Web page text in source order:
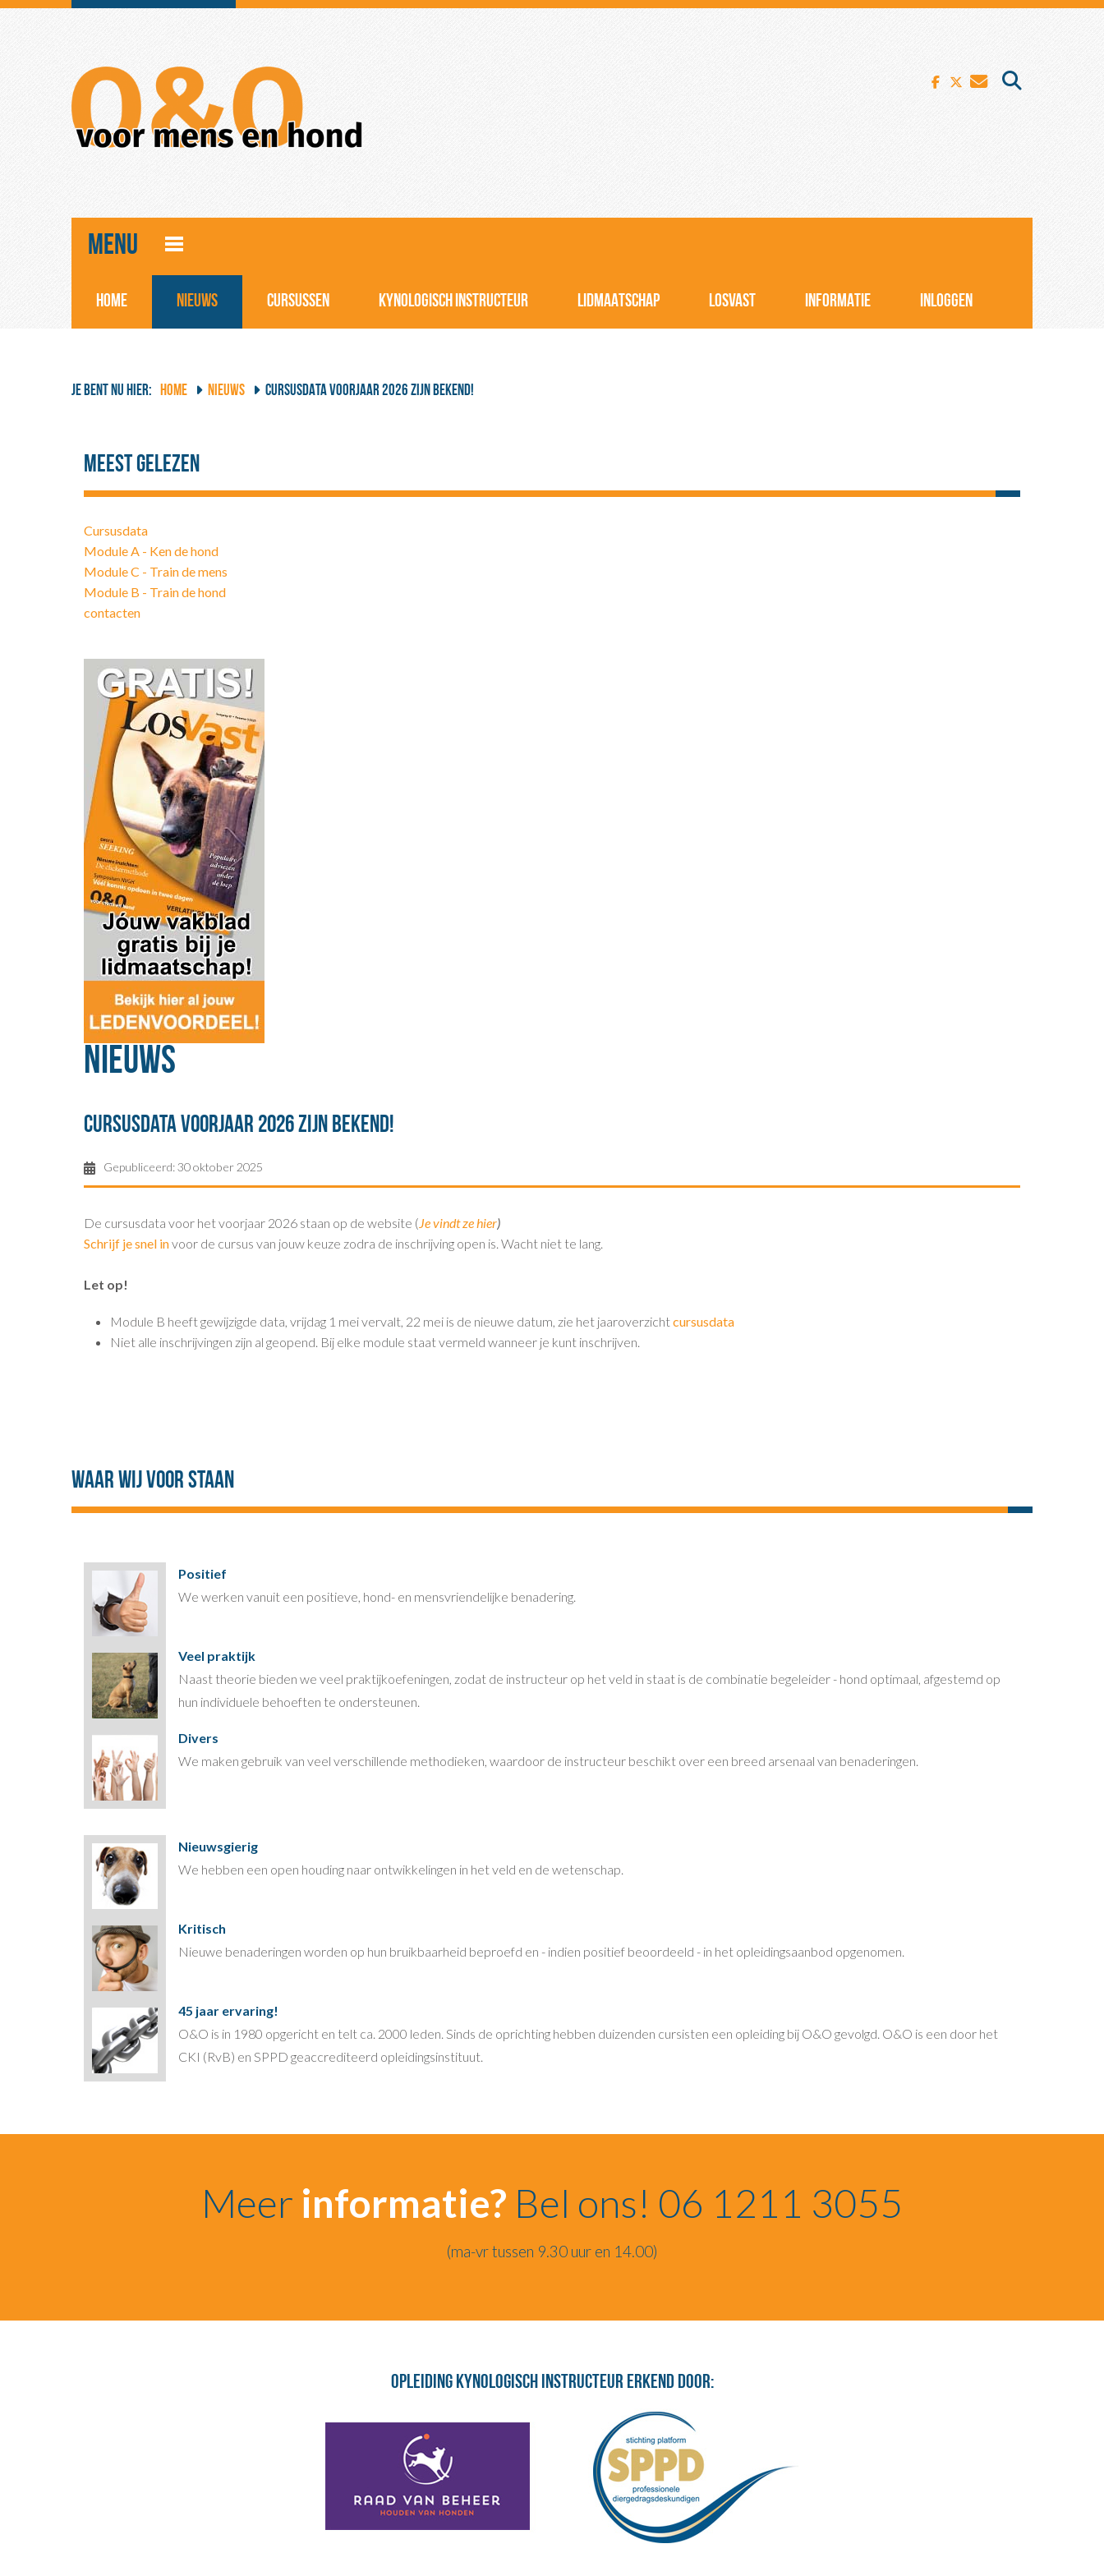
MENU
HOME NIEUWS CURSUSSEN KYNOLOGISCH INSTRUCTEUR LIDMAATSCHAP LOSVAST INFORMATIE INLOGGEN
JE BENT NU HIER: HOME NIEUWS CURSUSDATA VOORJAAR 2026 ZIJN BEKEND!
Meest gelezen
Cursusdata
Module A - Ken de hond
Module C - Train de mens
Module B - Train de hond
contacten
Nieuws
Cursusdata voorjaar 2026 zijn bekend!
Gepubliceerd: 30 oktober 2025
De cursusdata voor het voorjaar 2026 staan op de website ( Je vindt ze hier)
Schrijf je snel invoor de cursus van jouw keuze zodra de inschrijving open is. Wacht niet te lang.
Let op!
Module B heeft gewijzigde data, vrijdag 1 mei vervalt, 22 mei is de nieuwe datum, zie het jaaroverzichtcursusdata
Niet alle inschrijvingen zijn al geopend. Bij elke module staat vermeld wanneer je kunt inschrijven.
Waar wij voor staan
Positief
We werken vanuit een positieve, hond- en mensvriendelijke benadering.
Veel praktijk
Naast theorie bieden we veel praktijkoefeningen, zodat de instructeur op het veld in staat is de combinatie begeleider - hond optimaal, afgestemd op
hun individuele behoeften te ondersteunen.
Divers
We maken gebruik van veel verschillende methodieken, waardoor de instructeur beschikt over een breed arsenaal van benaderingen.
Nieuwsgierig
We hebben een open houding naar ontwikkelingen in het veld en de wetenschap.
Kritisch
Nieuwe benaderingen worden op hun bruikbaarheid beproefd en - indien positief beoordeeld - in het opleidingsaanbod opgenomen.
45 jaar ervaring!
O&O is in 1980 opgericht en telt ca. 2000 leden. Sinds de oprichting hebben duizenden cursisten een opleiding bij O&O gevolgd. O&O is een door het
CKI (RvB) en SPPD geaccrediteerd opleidingsinstituut.
Meer informatie? Bel ons! 06 1211 3055
(ma-vr tussen 9.30 uur en 14.00)
Opleiding Kynologisch Instructeur erkend door: